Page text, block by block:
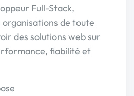
Full-Stack,
organisations de toute
des solutions web sur
fiabilité et